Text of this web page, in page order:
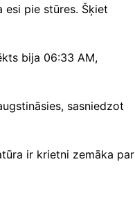
pie stūres. Šķiet
bija 06:33 AM,
sasniedzot
ir krietni zemāka par